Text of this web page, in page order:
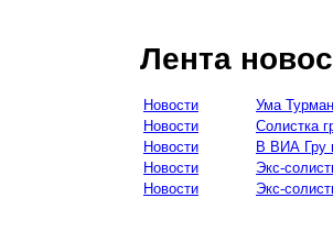
Лента
Новости
Ума
Новости
Солистка
Новости
В ВИА Гру
Новости
Экс-
Новости
Экс-